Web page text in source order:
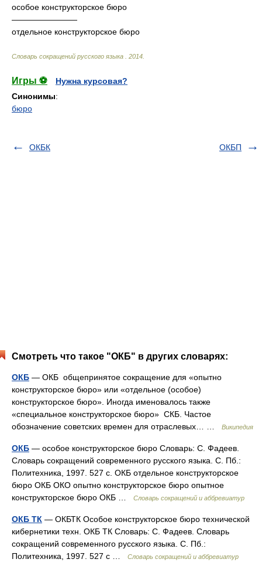
особое конструкторское бюро
————————
отдельное конструкторское бюро
Словарь сокращений русского языка 2014
Игры ⚽
Нужна курсовая?
Синонимы:
бюро
ОКБК ОКБП
Смотреть что такое "ОКБ" в других словарях:
ОКБ — ОКБ общепринятое сокращение для «опытно
конструкторское бюро» или «отдельное (особое)
конструкторское бюро». Иногда именовалось также
«специальное конструкторское бюро» СКБ. Частое
обозначение советских времен для отраслевых… …
Википедия
ОКБ — особое конструкторское бюро Словарь: С. Фадеев.
Словарь сокращений современного русского языка. С. Пб.:
Политехника, 1997. 527 с. ОКБ отдельное конструкторское
бюро ОКБ ОКО опытно конструкторское бюро опытное
конструкторское бюро ОКБ …
Словарь сокращений и аббревиатур
ОКБ ТК — ОКБТК Особое конструкторское бюро технической
кибернетики техн. ОКБ ТК Словарь: С. Фадеев. Словарь
сокращений современного русского языка. С. Пб.:
Политехника, 1997. 527 с …
Словарь сокращений и аббревиатур